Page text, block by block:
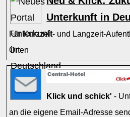
Unterkunft in
Für Kurzzeit- und Langzeit-
Orten
Klick und schick' -
an die eigene Email-Adresse